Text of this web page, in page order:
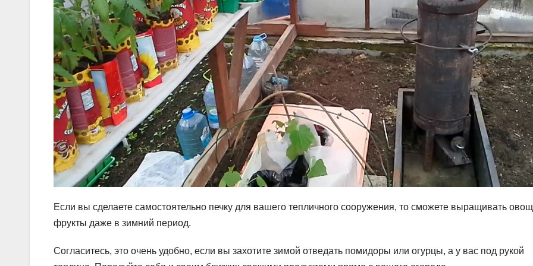
Если вы сделаете самостоятельно печку для вашего тепличного сооружения, то сможете выращивать
фрукты даже в зимний период.
Согласитесь, это очень удобно, если вы захотите зимой отведать помидоры или огурцы, а у вас под рукой